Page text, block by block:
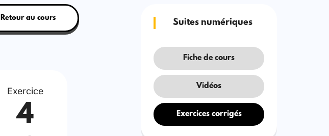
Retour au cours
Exercice
4
Suites numériques
Fiche de cours
Vidéos
Exercices corrigés